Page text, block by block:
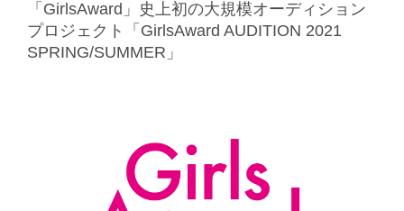
「GirlsAward」史上初の大規模オーディション
プロジェクト「GirlsAward AUDITION 2021
SPRING/SUMMER」